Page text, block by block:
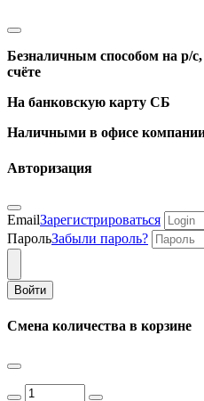
Безналичным способом на р/
счёте
На банковскую карту СБ
Наличными в офисе
Авторизация
EmailЗарегистрироваться
ПарольЗабыли пароль?
Войти
Смена количества в корзине